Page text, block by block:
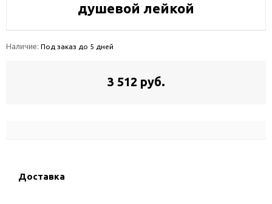
душевой лейкой
Наличие: Под заказ до 5 дней
3 512 руб.
Доставка